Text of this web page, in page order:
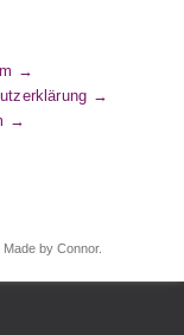
Made by Connor.